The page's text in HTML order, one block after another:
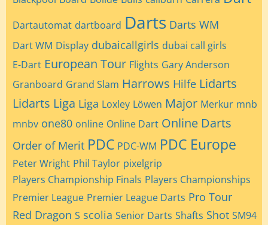
Dartautomat dartboard Darts Darts WM
Dart WM Display dubaicallgirls dubai call girls
E-Dart European Tour Flights Gary Anderson
Granboard Grand Slam Harrows Hilfe Lidarts
Lidarts Liga Liga Loxley Löwen Major Merkur mnb
mnbv one80 online Online Dart Online Darts
Order of Merit PDC PDC-WM PDC Europe
Peter Wright Phil Taylor pixelgrip
Players Championship Finals Players Championships
Premier League Premier League Darts Pro Tour
Red Dragon S scolia Senior Darts Shafts Shot SM94